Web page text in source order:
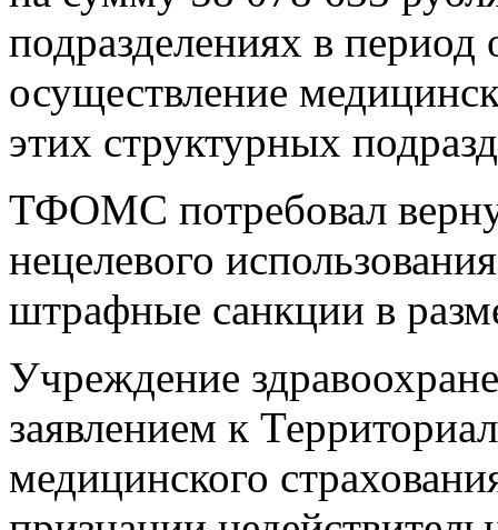
подразделениях в период
осуществление
этих структурных
ТФОМС потребовал
нецелевого
штрафные санкции в
Учреждение
заявлением к
медицинского